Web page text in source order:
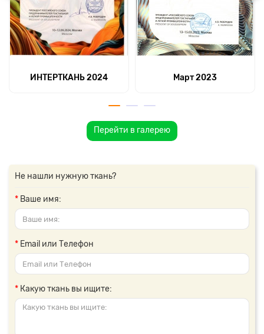
ИНТЕРТКАНЬ 2024 Март 2023
Перейти в галерею
Не нашли нужную ткань?
Ваше имя:
Email или Телефон
Какую ткань вы ищите: